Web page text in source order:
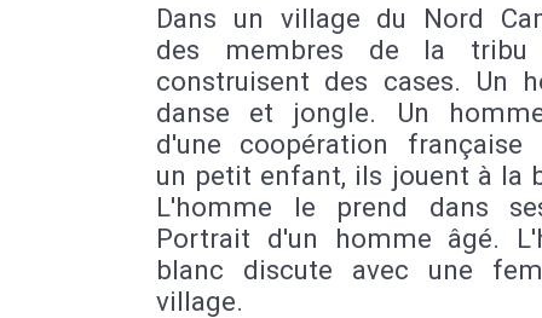
Dans un village du Nord
des membres de la tribu
construisent des cases. Un
danse et jongle. Un
d'une coopération française
un petit enfant, ils jouent à la
L'homme le prend dans
Portrait d'un homme âgé.
blanc discute avec une
village.